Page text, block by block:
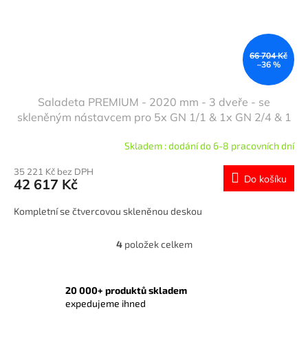
66 704 Kč
–36 %
Saladeta PREMIUM - 2020 mm - 3 dveře - se
skleněným nástavcem pro 5x GN 1/1 & 1x GN 2/4 & 1
Skladem : dodání do 6-8 pracovních dní
35 221 Kč bez DPH
42 617 Kč Do košíku
Kompletní se čtvercovou skleněnou deskou
O
á
4položek celkem
20 000+ produktů skladem
expedujeme ihned